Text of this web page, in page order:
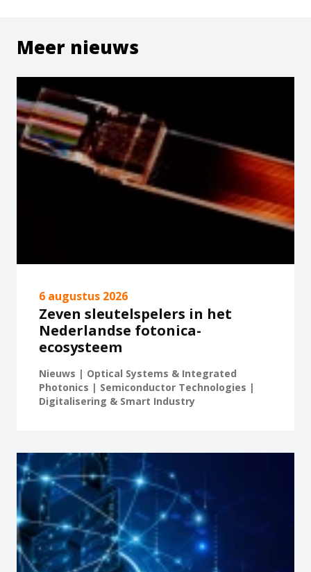
Meer nieuws
6 augustus 2026
Zeven sleutelspelers in het
Nederlandse fotonica-
ecosysteem
Nieuws | Optical Systems & Integrated
Photonics | Semiconductor Technologies |
Digitalisering & Smart Industry